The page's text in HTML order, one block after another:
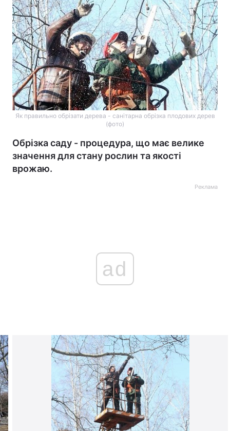
Як правильно обрізати дерева - санітарна обрізка плодових дерев
(фото)
Обрізка саду - процедура, що має велике
значення для стану рослин та якості
врожаю.
Реклама
ad